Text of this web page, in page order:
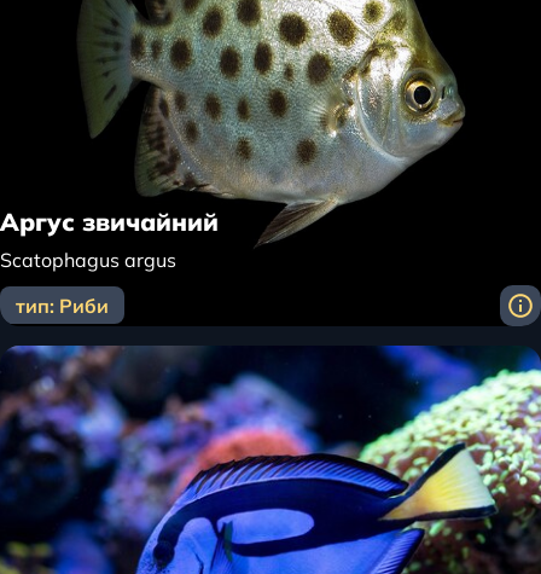
Аргус звичайний
Scatophagus argus
тип: Риби